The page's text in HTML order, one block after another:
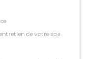
de votre spa